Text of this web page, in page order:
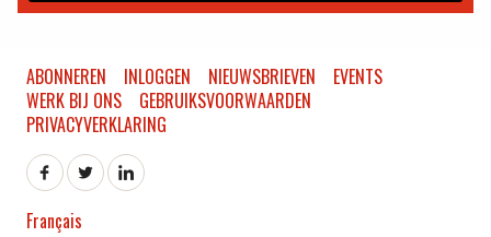
ABONNEREN INLOGGEN NIEUWSBRIEVEN
EVENTS
WERK BIJ ONS
GEBRUIKSVOORWAARDEN
PRIVACYVERKLARING
Français